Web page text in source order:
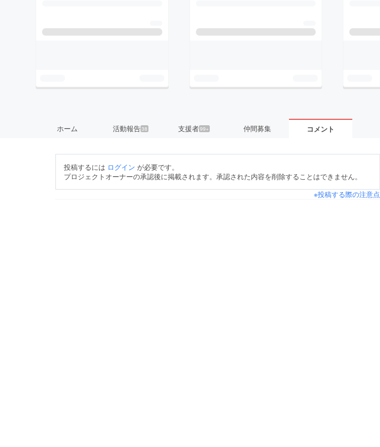
ホーム 活動報告38 支援者99+ 仲間募集 コメント
投稿するには ログイン が必要です。
プロジェクトオーナーの承認後に掲載されます。承認された内容を削除することはできません。
※投稿する際の注意点